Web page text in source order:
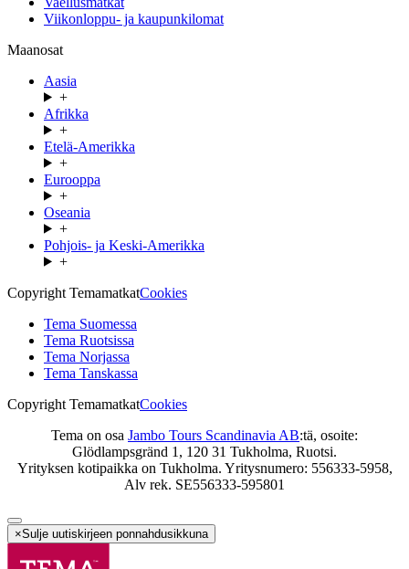
Viikonloppu- ja kaupunkilomat
Maanosat
Aasia
+
Afrikka
+
Etelä-Amerikka
+
Eurooppa
+
Oseania
+
Pohjois- ja Keski-Amerikka
+
Copyright TemamatkatCookies
Tema Suomessa
Tema Ruotsissa
Tema Norjassa
Tema Tanskassa
Copyright TemamatkatCookies
Tema on osa Jambo Tours Scandinavia AB:tä, osoite:
Glödlampsgränd 1, 120 31 Tukholma, Ruotsi.
Yrityksen kotipaikka on Tukholma. Yritysnumero: 556333-5958,
Alv rek. SE556333-595801
×Sulje uutiskirjeen ponnahdusikkuna